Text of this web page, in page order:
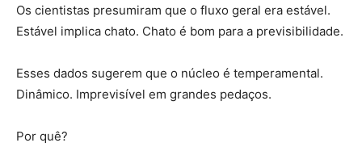
Os cientistas presumiram que o fluxo geral era estável.
Estável implica chato. Chato é bom para a previsibilidade.
Esses dados sugerem que o núcleo é temperamental.
Dinâmico. Imprevisível em grandes pedaços.
Por quê?